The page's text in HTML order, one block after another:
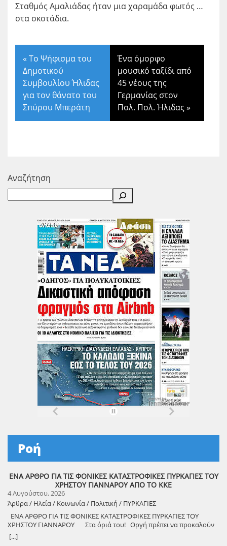
Σταθμός Αμαλιάδας ήταν μια χαραμάδα φωτός …
στα σκοτάδια.
« Το Ψήφισμα του
Δημοτικού
Συμβουλίου Ήλιδας
για τον θάνατο του
Σπύρου Μπεράτη
Ένα όμορφο
μουσικό ταξίδι από
45 νέους της
Γερμανίας στον
Πολ. Πολ. Ήλιδας»
Αναζήτηση
Ροή
ΕΝΑ ΑΡΘΡΟ ΓΙΑ ΤΙΣ ΦΟΝΙΚΕΣ ΚΑΤΑΣΤΡΟΦΙΚΕΣ ΠΥΡΚΑΓΙΕΣ ΤΟΥ
ΧΡΗΣΤΟΥ ΓΙΑΝΝΑΡΟΥ ΑΠΟ ΤΟ ΚΚΕ
4 Αυγούστου, 2026
Άρθρα / Ηλεία / Κοινωνία / Πολιτική / ΠΥΡΚΑΓΙΕΣ
ΕΝΑ ΑΡΘΡΟ ΓΙΑ ΤΙΣ ΦΟΝΙΚΕΣ ΚΑΤΑΣΤΡΟΦΙΚΕΣ ΠΥΡΚΑΓΙΕΣ ΤΟΥ
ΧΡΗΣΤΟΥ ΓΙΑΝΝΑΡΟΥ Στα όριά του! Οργή πρέπει να προκαλούν
τα αναμασήματα του πρωθυπουργού και κυβερνητικών στελεχών,
που παίζουν την κασέτα της «κλιματικής αλλαγής» και της ατομικής
[...]